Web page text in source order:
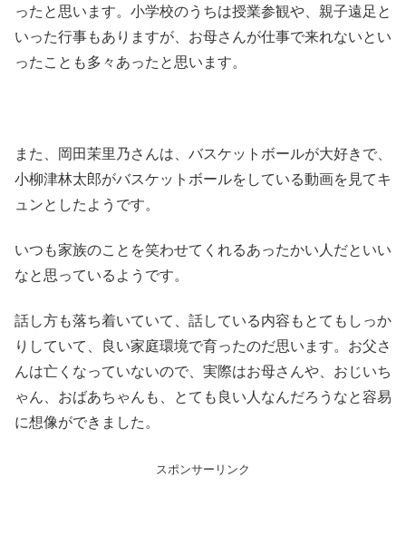
ったと思います。小学校のうちは授業参観や、親子遠足と
いった行事もありますが、お母さんが仕事で来れないとい
ったことも多々あったと思います。
また、岡田茉里乃さんは、バスケットボールが大好きで、
小柳津林太郎がバスケットボールをしている動画を見てキ
ュンとしたようです。
いつも家族のことを笑わせてくれるあったかい人だといい
なと思っているようです。
話し方も落ち着いていて、話している内容もとてもしっか
りしていて、良い家庭環境で育ったのだ思います。お父さ
んは亡くなっていないので、実際はお母さんや、おじいち
ゃん、おばあちゃんも、とても良い人なんだろうなと容易
に想像ができました。
スポンサーリンク